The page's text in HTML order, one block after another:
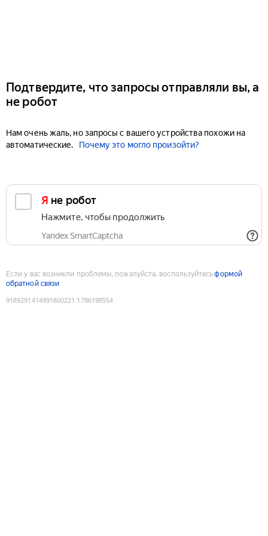
Подтвердите, что запросы отправляли вы, а
не робот
Нам очень жаль, но запросы с вашего устройства похожи на
автоматические.
Почему это могло произойти?
Я не робот
Нажмите, чтобы продолжить
Yandex SmartCaptcha
Если у вас возникли проблемы, пожалуйста, воспользуйтесьформой
обратной связи
9189291414991600221 :1786198554